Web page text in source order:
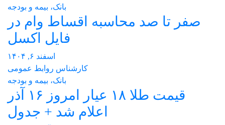
بانک، بیمه و بودجه
صفر تا صد محاسبه اقساط وام در
فایل اکسل
اسفند ۶, ۱۴۰۴
کارشناس روابط عمومی
بانک، بیمه و بودجه
قیمت طلا ۱۸ عیار امروز ۱۶ آذر
اعلام شد + جدول